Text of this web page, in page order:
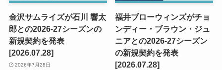
金沢サムライズが石川 響太
郎との2026-27シーズンの
新規契約を発表
[2026.07.28]
2026年7月28日
福井ブローウィンズがチョ
ンディー・ブラウン・ジュ
ニアとの2026-27シーズン
の新規契約を発表
[2026.07.28]